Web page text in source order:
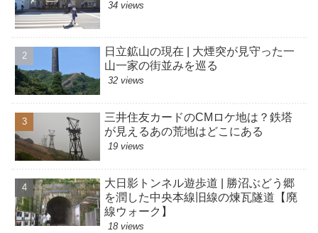
34 views
日立鉱山の現在 | 大煙突が見守った一
山一家の街並みを巡る
32 views
三井住友カードのCMロケ地は？鉄塔
が見えるあの荒地はどこにある
19 views
大日影トンネル遊歩道 | 勝沼ぶどう郷
を潤した中央本線旧線の煉瓦隧道【廃
線ウォーク】
18 views